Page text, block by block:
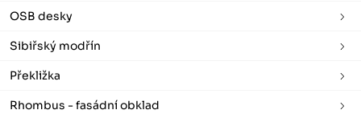
OSB desky
Sibiřský modřín
Překližka
Rhombus - fasádní obklad